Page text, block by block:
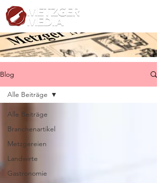
Blog
Alle Beiträge
Branchenartikel
Metzgereien
Landwirte
Gastronomie
Alle Beiträge